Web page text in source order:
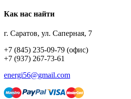
Как нас найти
г. Саратов, ул. Саперная, 7
+7 (845) 235-09-79 (офис)
+7 (937) 267-73-61
energi56@gmail.com